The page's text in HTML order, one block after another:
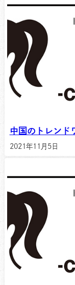
中国のトレンド
2021年11月5日